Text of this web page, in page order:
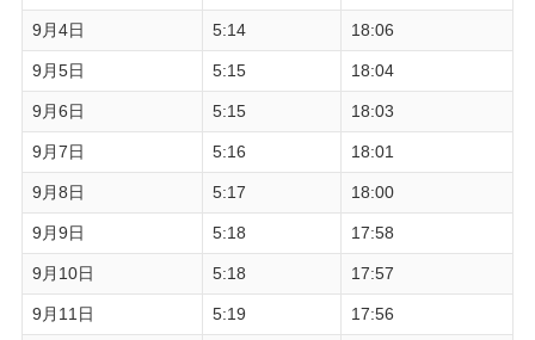
9月4日 5:14 18:06
9月5日 5:15 18:04
9月6日 5:15 18:03
9月7日 5:16 18:01
9月8日 5:17 18:00
9月9日 5:18 17:58
9月10日 5:18 17:57
9月11日 5:19 17:56